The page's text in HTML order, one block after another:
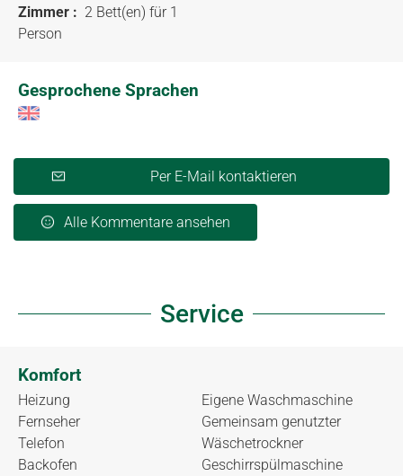
Zimmer : 2 Bett(en) für 1
Person
Gesprochene Sprachen
Per E-Mail kontaktieren
Alle Kommentare ansehen
Service
Komfort
Heizung
Fernseher
Telefon
Backofen
Eigene Waschmaschine
Gemeinsam genutzter
Wäschetrockner
Geschirrspülmaschine